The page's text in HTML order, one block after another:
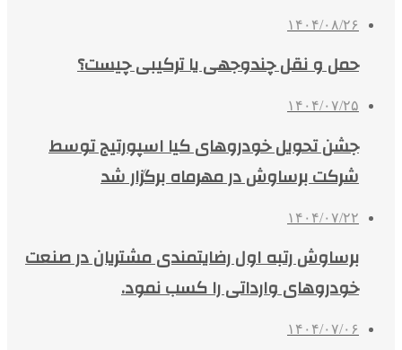
۱۴۰۴/۰۸/۲۶
حمل و نقل چندوجهی یا ترکیبی چیست؟
۱۴۰۴/۰۷/۲۵
جشن تحویل خودروهای کیا اسپورتیج توسط
شرکت برساوش در مهرماه برگزار شد
۱۴۰۴/۰۷/۲۲
برساوش رتبه اول رضایتمندی مشتریان در صنعت
خودروهای وارداتی را کسب نمود.
۱۴۰۴/۰۷/۰۶